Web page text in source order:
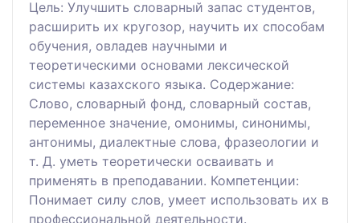
Цель: Улучшить словарный запас студентов,
расширить их кругозор, научить их способам
обучения, овладев научными и
теоретическими основами лексической
системы казахского языка. Содержание:
Слово, словарный фонд, словарный состав,
переменное значение, омонимы, синонимы,
антонимы, диалектные слова, фразеологии и
т. Д. уметь теоретически осваивать и
применять в преподавании. Компетенции:
Понимает силу слов, умеет использовать их в
профессиональной деятельности.